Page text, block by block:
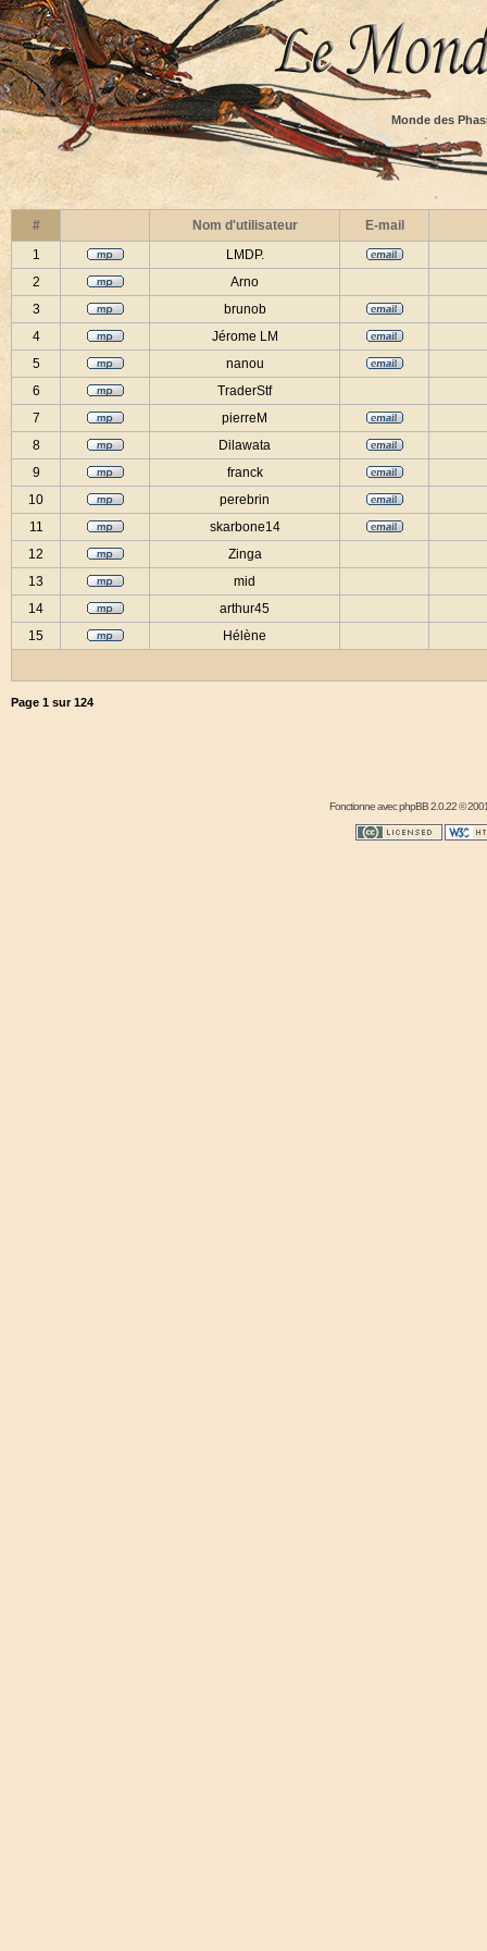
Monde des
# Nom d'utilisateur
E-mail
1
LMDP.
2
Arno
3
brunob
4
Jérome LM
5
nanou
6
TraderStf
7
pierreM
8
Dilawata
9
franck
10
perebrin
11
skarbone14
12
Zinga
13
mid
14
arthur45
15
Hélène
Page 1 sur124
Fonctionne avecphpBB2.0.22 ©